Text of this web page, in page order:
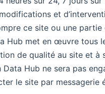
et
ce site ou une
Hub met en œuvre tous
de qualité au site et à
Hub ne sera pas
le site par messagerie